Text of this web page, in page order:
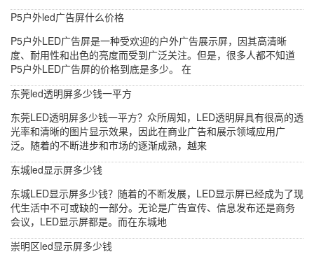
P5户外led广告屏什么价格
P5户外LED广告屏是一种受欢迎的户外广告展示屏，因其高清晰
度、耐用性和出色的亮度而受到广泛关注。但是，很多人都不知道
P5户外LED广告屏的价格到底是多少。 在
东莞led透明屏多少钱一平方
东莞LED透明屏多少钱一平方？众所周知，LED透明屏具有很高的透
光率和清晰的图片显示效果，因此在商业广告和展示领域应用广
泛。随着的不断进步和市场的逐渐成熟，越来
东城led显示屏多少钱
东城LED显示屏多少钱？随着的不断发展，LED显示屏已经成为了现
代生活中不可或缺的一部分。无论是广告宣传、信息发布还是商务
会议，LED显示屏都是。而在东城地
崇明区led显示屏多少钱